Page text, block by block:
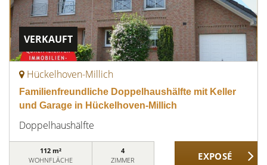
VERKAUFT
Hückelhoven-Millich
Familienfreundliche Doppelhaushälfte mit Keller
und Garage in Hückelhoven-Millich
Doppelhaushälfte
112 m²
WOHNFLÄCHE
4
ZIMMER